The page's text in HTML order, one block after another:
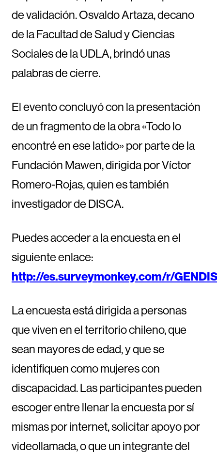
de validación. Osvaldo Artaza, decano
de la Facultad de Salud y Ciencias
Sociales de la UDLA, brindó unas
palabras de cierre.
El evento concluyó con la presentación
de un fragmento de la obra «Todo lo
encontré en ese latido» por parte de la
Fundación Mawen, dirigida por Víctor
Romero-Rojas, quien es también
investigador de DISCA.
Puedes acceder a la encuesta en el
siguiente enlace:
http://es.surveymonkey.com/r/
La encuesta está dirigida a personas
que viven en el territorio chileno, que
sean mayores de edad, y que se
identifiquen como mujeres con
discapacidad. Las participantes pueden
escoger entre llenar la encuesta por sí
mismas por internet, solicitar apoyo por
videollamada, o que un integrante del